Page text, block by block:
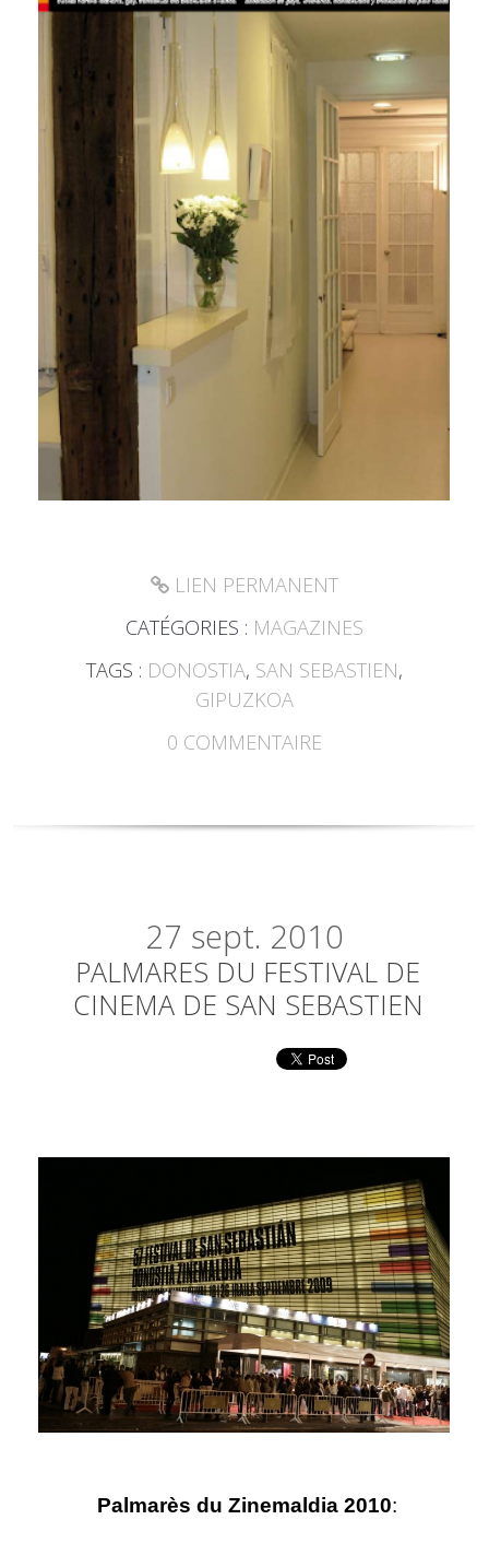
LIEN PERMANENT
CATÉGORIES : MAGAZINES
TAGS : DONOSTIA, SAN SEBASTIEN,
GIPUZKOA
0 COMMENTAIRE
27 sept. 2010
PALMARES DU FESTIVAL DE
CINEMA DE SAN SEBASTIEN
Palmarès du Zinemaldia 2010: